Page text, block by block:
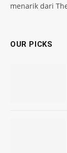
menarik dari
OUR PICKS